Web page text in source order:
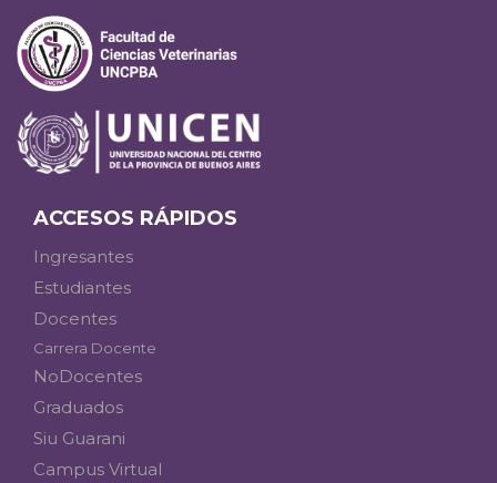
ACCESOS RÁPIDOS
Ingresantes
Estudiantes
Docentes
Carrera Docente
NoDocentes
Graduados
Siu Guarani
Campus Virtual